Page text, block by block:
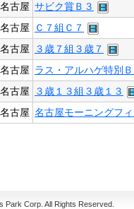
名古屋 サビク賞Ｂ３
名古屋
Ｃ７組Ｃ７
名古屋
３歳７組３歳７
名古屋 ラス・アルハゲ特別
名古屋
３歳１３組３歳１３
名古屋 名古屋モーニングフ
Park Corp. All Rights Reserved.